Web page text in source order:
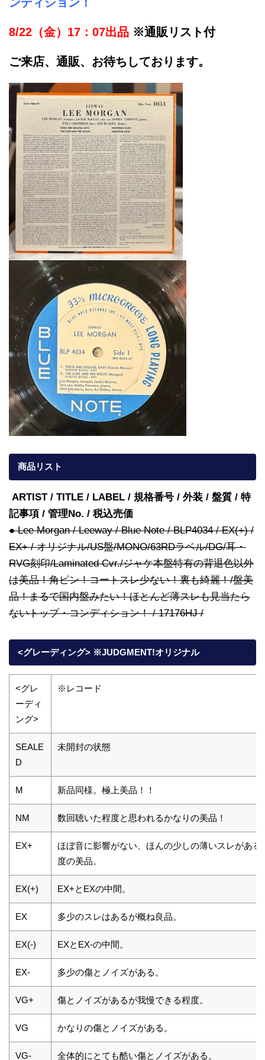
8/22（金）17：07出品 ※通販リスト付
ご来店、通販、お待ちしております。
商品リスト
ARTIST / TITLE / LABEL / 規格番号 / 外装 / 盤質 / 特
記事項 / 管理No. / 税込売価
● Lee Morgan / Leeway / Blue Note / BLP4034 / EX(+) /
EX+ / オリジナル/US盤/MONO/63RDラベル/DG/耳・
RVG刻印/Laminated Cvr./ジャケ本盤特有の背退色以外
は美品！角ピン！コートスレ少ない！裏も綺麗！/盤美
品！まるで国内盤みたい！ほとんど薄スレも見当たら
ないトップ・コンディション！ / 17176HJ /
<グレーディング> ※JUDGMENT!オリジナル
<グレ
ーディ
ング>
※レコード
SEALE
D
未開封の状態
M 新品同様。極上美品！！
NM 数回聴いた程度と思われるかなりの美品！
EX+
ほぼ音に影響がない、ほんの少しの薄いスレがある
度の美品。
EX(+) EX+とEXの中間。
EX 多少のスレはあるが概ね良品。
EX(-) EXとEX-の中間。
EX- 多少の傷とノイズがある。
VG+ 傷とノイズがあるが我慢できる程度。
VG かなりの傷とノイズがある。
VG- 全体的にとても酷い傷とノイズがある。